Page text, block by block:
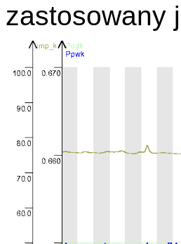
zastosowany